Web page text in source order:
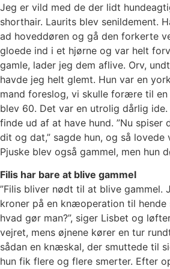
Jeg er vild med de der lidt
shorthair. Laurits blev senildement.
ad hoveddøren og gå den forkerte
gloede ind i et hjørne og var helt
gamle, lader jeg dem aflive. Orv,
havde jeg helt glemt. Hun var en
mand foreslog, vi skulle forære til en
blev 60. Det var en utrolig dårlig
finde ud af at have hund. ”Nu spiser
dit og dat,” sagde hun, og så lovede
Pjuske blev også gammel, men hun
Filis har bare at blive gammel
”Filis bliver nødt til at blive gammel.
kroner på en knæoperation til hende
hvad gør man?”, siger Lisbet og
vejret, mens øjnene kører en tur
sådan en knæskal, der smuttede til
hun fik flere og flere smerter. Efter